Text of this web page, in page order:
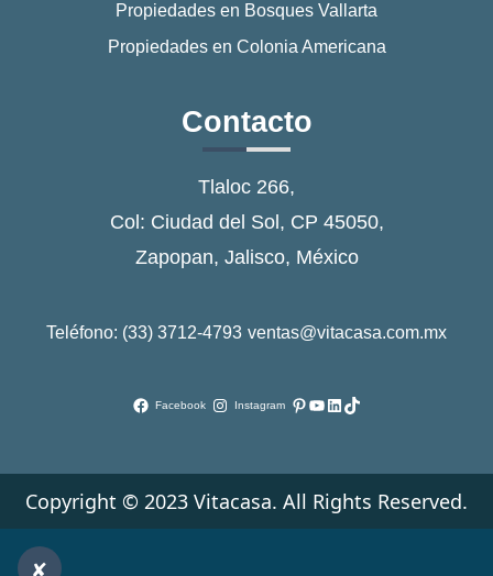
Propiedades en Bosques Vallarta
Propiedades en Colonia Americana
Contacto
Tlaloc 266,
Col: Ciudad del Sol, CP 45050,
Zapopan, Jalisco, México
Teléfono: (33) 3712-4793 ventas@vitacasa.com.mx
Facebook Instagram Pinterest
YouTube
LinkedIn
TikTok
Copyright © 2023 Vitacasa. All Rights Reserved.